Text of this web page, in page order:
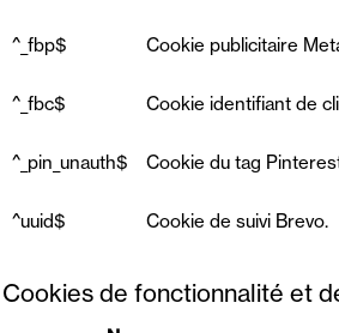
^_fbp$ Cookie publicitaire
^_fbc$ Cookie identifiant de
^_pin_unauth$ Cookie du tag
^uuid$ Cookie de suivi Brevo.
Cookies de fonctionnalité et